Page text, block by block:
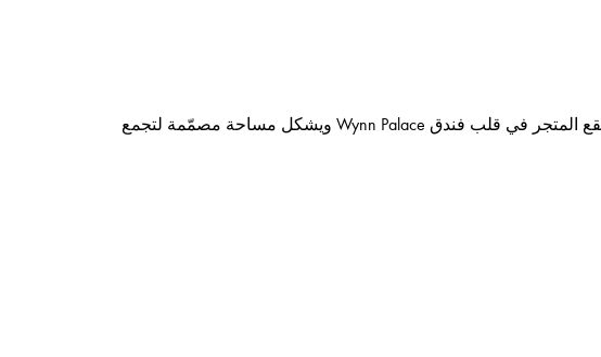
يُعد العام 2020 فرصة لدار المجوهرات والمجوهرات الراقية Messika لافتتاح متجر ثانٍ في آسيا، في ماكاو. يقع المتجر في قلب فندق Wynn Palace ويشكل مساحة مصمّمة لتجمع